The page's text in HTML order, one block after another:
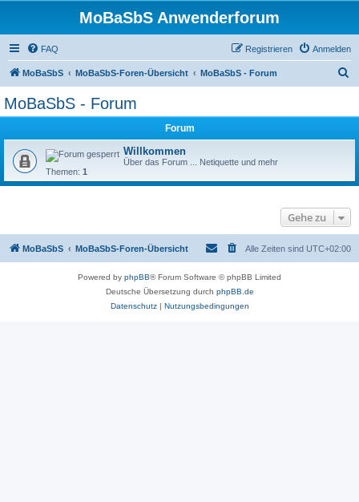
MoBaSbS Anwenderforum
FAQ Anmelden
Registrieren
MoBaSbS MoBaSbS-Foren-Übersicht MoBaSbS - Forum
MoBaSbS - Forum
Forum
Willkommen
Über das Forum ... Netiquette und mehr
Themen: 1
Gehe zu
MoBaSbS MoBaSbS-Foren-Übersicht Alle Zeiten sind UTC+02:00
Powered by phpBB® Forum Software © phpBB Limited
Deutsche Übersetzung durch phpBB.de
Datenschutz| Nutzungsbedingungen